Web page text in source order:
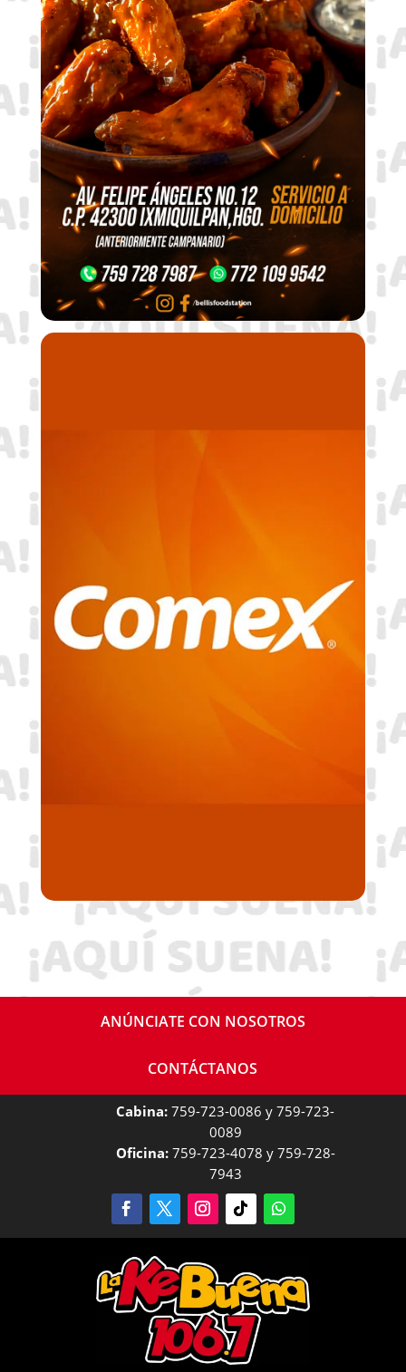
ANÚNCIATE CON NOSOTROS
CONTÁCTANOS
Cabina: 759-723-0086 y 759-723-
0089
Oficina:759-723-4078 y 759-728-
7943